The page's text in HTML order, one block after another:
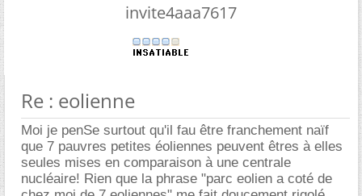
invite4aaa7617
Re : eolienne
Moi je penSe surtout qu'il fau être franchement naïf
que 7 pauvres petites éoliennes peuvent êtres à elles
seules mises en comparaison à une centrale
nucléaire! Rien que la phrase "parc eolien a coté de